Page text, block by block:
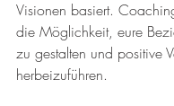
Visionen basiert.
die Möglichkeit, eure
zu gestalten und positive
herbeizuführen.